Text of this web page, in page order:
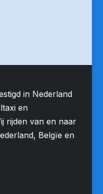
in Nederland
en
rijden van en naar
Belgïe en